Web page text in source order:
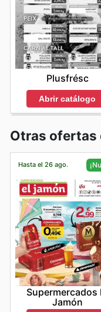
Plusfrésc
Abrir catálogo
Otras ofertas
Hasta el 26 ago.
Supermercados
Jamón